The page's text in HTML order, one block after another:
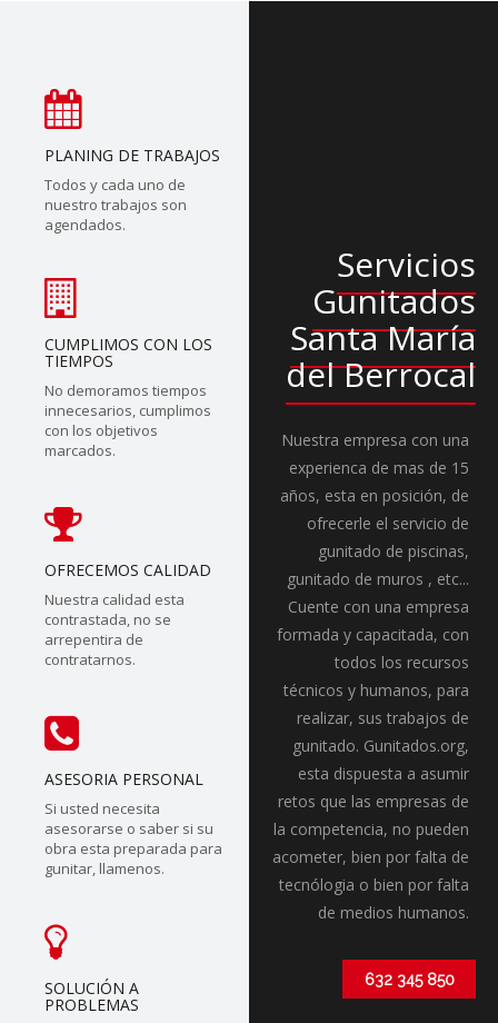
PLANING DE TRABAJOS
Todos y cada uno de
nuestro trabajos son
agendados.
CUMPLIMOS CON LOS
TIEMPOS
No demoramos tiempos
innecesarios, cumplimos
con los objetivos
marcados.
OFRECEMOS CALIDAD
Nuestra calidad esta
contrastada, no se
arrepentira de
contratarnos.
ASESORIA PERSONAL
Si usted necesita
asesorarse o saber si su
obra esta preparada para
gunitar, llamenos.
SOLUCIÓN A
PROBLEMAS
Servicios
Gunitados
Santa María
del Berrocal
Nuestra empresa con una
experienca de mas de 15
años, esta en posición, de
ofrecerle el servicio de
gunitado de piscinas,
gunitado de muros , etc...
Cuente con una empresa
formada y capacitada, con
todos los recursos
técnicos y humanos, para
realizar, sus trabajos de
gunitado. Gunitados.org,
esta dispuesta a asumir
retos que las empresas de
la competencia, no pueden
acometer, bien por falta de
tecnólogia o bien por falta
de medios humanos.
632 345 850